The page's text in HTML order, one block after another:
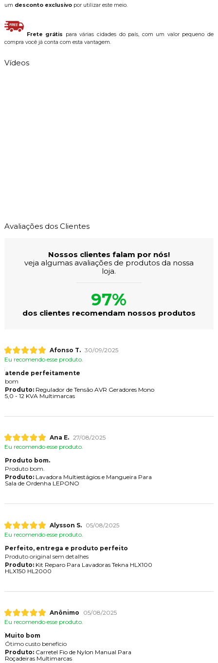
um desconto exclusivopor utilizar este meio.
Frete grátis para várias cidades do país, com um valor pequeno de
compra você já conta com esta vantagem.
Vídeos
Avaliações dos Clientes
Nossos clientes falam por nós!
veja algumas avaliações de produtos da nossa
loja.
97%
dos clientes recomendam nossos produtos
Afonso T. 30/09/2025
Eu recomendo esse produto.
atende perfeitamente
bom
Produto:Regulador de Tensão AVR Geradores Mono
5,0 - 12 KVA Multimarcas
Ana E. 27/08/2025
Eu recomendo esse produto.
Produto bom.
Produto bom.
Produto:Lavadora Multiestágios e Mangueira Para
Sala de Ordenha LEPONO
Alysson S.
05/08/2025
Eu recomendo esse produto.
Perfeito, entrega e produto perfeito
Produto original sem detalhes
Produto:Kit Reparo Para Lavadoras Tekna HLX100
HLX150 HL2000
Anônimo
05/08/2025
Eu recomendo esse produto.
Muito bom
Ótimo custo benefício
Produto:Carretel Fio de Nylon Manual Para
Roçadeiras Multimarcas